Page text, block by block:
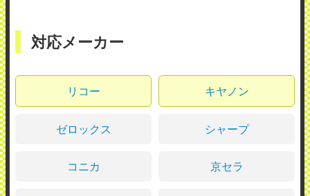
対応メーカー
リコー キヤノン
ゼロックス シャープ
コニカ 京セラ